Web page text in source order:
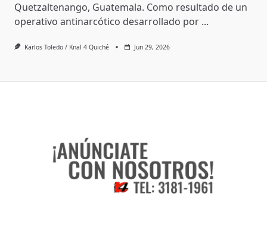
Quetzaltenango, Guatemala. Como resultado de un
operativo antinarcótico desarrollado por ...
Karlos Toledo / Knal 4 Quiché Jun 29, 2026